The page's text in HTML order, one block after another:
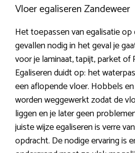
Vloer egaliseren Zandeweer
Het toepassen van egalisatie
gevallen nodig in het geval je
voor je laminaat, tapijt, parket of
Egaliseren duidt op: het
een aflopende vloer. Hobbels
worden weggewerkt zodat de
liggen en je later geen
juiste wijze egaliseren is verre
opdracht. De nodige ervaring is